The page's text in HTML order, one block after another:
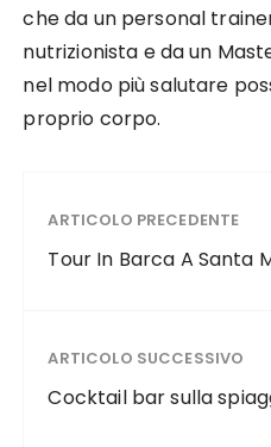
che da un personal
nutrizionista e da un
nel modo più salutare
proprio corpo.
ARTICOLO PRECEDENTE
Tour In Barca A Santa
ARTICOLO SUCCESSIVO
Cocktail bar sulla